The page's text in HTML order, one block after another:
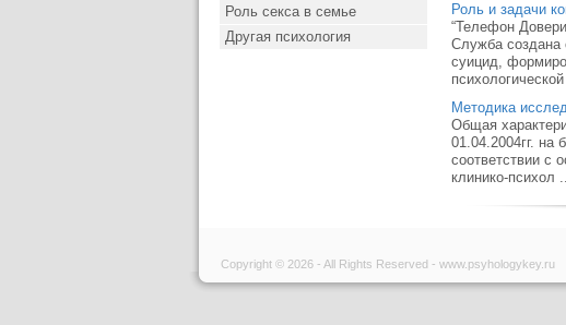
Роль секса в семье
Другая психология
Роль и задачи
“Телефон
Служба создана
суицид,
Методика
Общая
01.04.2004гг. на
соответствии с
клинико-психол
Copyright © 2026 - All Rights Reserved - www.psyhologykey.ru